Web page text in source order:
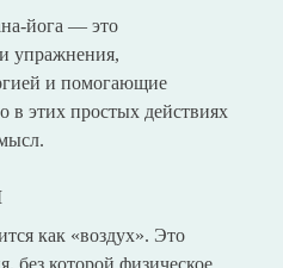
йога — это
упражнения,
и помогающие
в этих простых действиях
как «воздух». Это